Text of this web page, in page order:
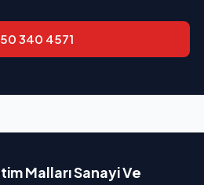
340 4571
Malları Sanayi Ve